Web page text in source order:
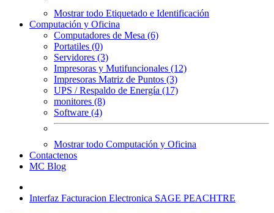
Mostrar todo Etiquetado e Identificación
Computación y Oficina
Computadores de Mesa (6)
Portatiles (0)
Servidores (3)
Impresoras y Mutifuncionales (12)
Impresoras Matriz de Puntos (3)
UPS / Respaldo de Energía (17)
monitores (8)
Software (4)
Mostrar todo Computación y Oficina
Contactenos
MC Blog
Interfaz Facturacion Electronica SAGE PEACHTRE